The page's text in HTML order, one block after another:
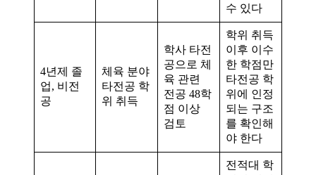
수 있다
4년제 졸
업, 비전
공
체육 분야
타전공 학
위 취득
학사 타전
공으로 체
육 관련
전공 48학
점 이상
검토
학위 취득
이후 이수
한 학점만
타전공 학
위에 인정
되는 구조
를 확인해
야 한다
전적대 학